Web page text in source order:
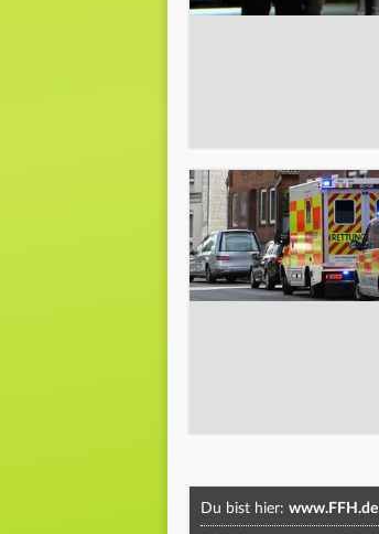
Du bist hier: www.FFH.de